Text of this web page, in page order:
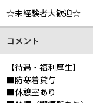
☆未経験者大歓迎☆
コメント
【待遇・福利厚生】
■防寒着貸与
■休憩室あり